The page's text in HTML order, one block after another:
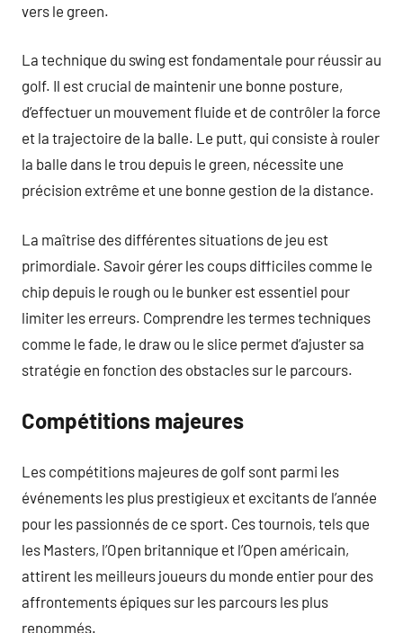
vers le green.
La technique du swing est fondamentale pour réussir au
golf. Il est crucial de maintenir une bonne posture,
d’effectuer un mouvement fluide et de contrôler la force
et la trajectoire de la balle. Le putt, qui consiste à rouler
la balle dans le trou depuis le green, nécessite une
précision extrême et une bonne gestion de la distance.
La maîtrise des différentes situations de jeu est
primordiale. Savoir gérer les coups difficiles comme le
chip depuis le rough ou le bunker est essentiel pour
limiter les erreurs. Comprendre les termes techniques
comme le fade, le draw ou le slice permet d’ajuster sa
stratégie en fonction des obstacles sur le parcours.
Compétitions majeures
Les compétitions majeures de golf sont parmi les
événements les plus prestigieux et excitants de l’année
pour les passionnés de ce sport. Ces tournois, tels que
les Masters, l’Open britannique et l’Open américain,
attirent les meilleurs joueurs du monde entier pour des
affrontements épiques sur les parcours les plus
renommés.